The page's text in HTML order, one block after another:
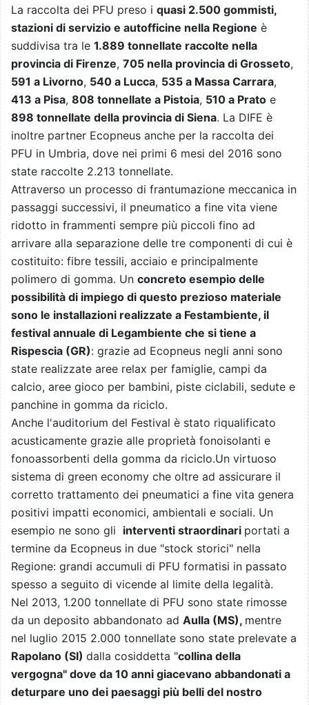
La raccolta dei PFU preso i quasi 2.500 gommisti,
stazioni di servizio e autofficine nella Regione è
suddivisa tra le 1.889 tonnellate raccolte nella
provincia di Firenze, 705 nella provincia di Grosseto,
591 a Livorno, 540 a Lucca, 535 a Massa Carrara,
413 a Pisa, 808 tonnellate a Pistoia, 510 a Prato e
898 tonnellate della provincia di Siena. La DIFE è
inoltre partner Ecopneus anche per la raccolta dei
PFU in Umbria, dove nei primi 6 mesi del 2016 sono
state raccolte 2.213 tonnellate.
Attraverso un processo di frantumazione meccanica in
passaggi successivi, il pneumatico a fine vita viene
ridotto in frammenti sempre più piccoli fino ad
arrivare alla separazione delle tre componenti di cui è
costituito: fibre tessili, acciaio e principalmente
polimero di gomma. Un concreto esempio delle
possibilità di impiego di questo prezioso materiale
sono le installazioni realizzate a Festambiente, il
festival annuale di Legambiente che si tiene a
Rispescia (GR): grazie ad Ecopneus negli anni sono
state realizzate aree relax per famiglie, campi da
calcio, aree gioco per bambini, piste ciclabili, sedute e
panchine in gomma da riciclo.
Anche l'auditorium del Festival è stato riqualificato
acusticamente grazie alle proprietà fonoisolanti e
fonoassorbenti della gomma da riciclo.Un virtuoso
sistema di green economy che oltre ad assicurare il
corretto trattamento dei pneumatici a fine vita genera
positivi impatti economici, ambientali e sociali. Un
esempio ne sono gli interventi straordinari portati a
termine da Ecopneus in due "stock storici" nella
Regione: grandi accumuli di PFU formatisi in passato
spesso a seguito di vicende al limite della legalità.
Nel 2013, 1.200 tonnellate di PFU sono state rimosse
da un deposito abbandonato ad Aulla (MS), mentre
nel luglio 2015 2.000 tonnellate sono state prelevate a
Rapolano (SI) dalla cosiddetta "collina della
vergogna" dove da 10 anni giacevano abbandonati a
deturpare uno dei paesaggi più belli del nostro